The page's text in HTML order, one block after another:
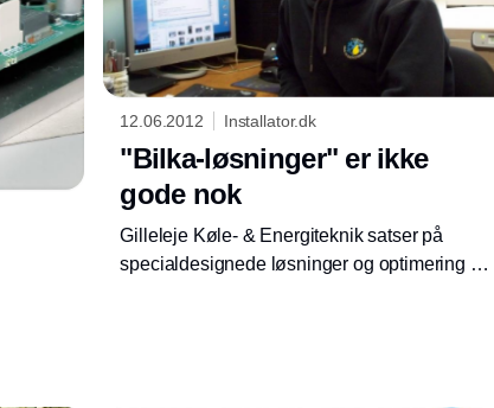
12.06.2012 Installator.dk
"Bilka-løsninger" er ikke
gode nok
Gilleleje Køle- & Energiteknik satser på
specialdesignede løsninger og optimering af